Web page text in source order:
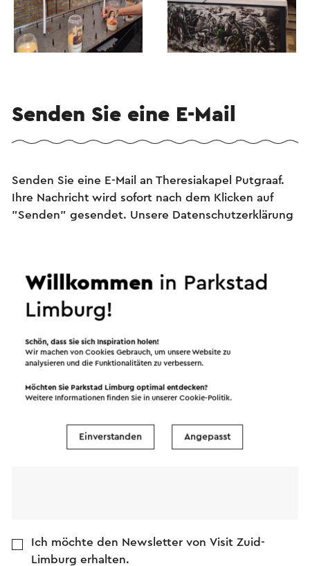
Senden Sie eine E-Mail
Senden Sie eine E-Mail an Theresiakapel Putgraaf.
Ihre Nachricht wird sofort nach dem Klicken auf
"Senden" gesendet. Unsere Datenschutzerklärung
Name
E-Mail Adresse
Nachricht
Ich möchte den Newsletter von Visit Zuid-
Limburg erhalten.
Willkommen in Parkstad
Limburg!
Schön, dass Sie sich Inspiration holen!
Wir machen von Cookies Gebrauch, um unsere Website zu
analysieren und die Funktionalitäten zu verbessern.
Möchten Sie Parkstad Limburg optimal entdecken?
Weitere Informationen finden Sie in unsererCookie-Politik.
Einverstanden Angepasst